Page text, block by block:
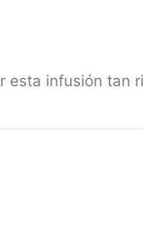
esta infusión tan